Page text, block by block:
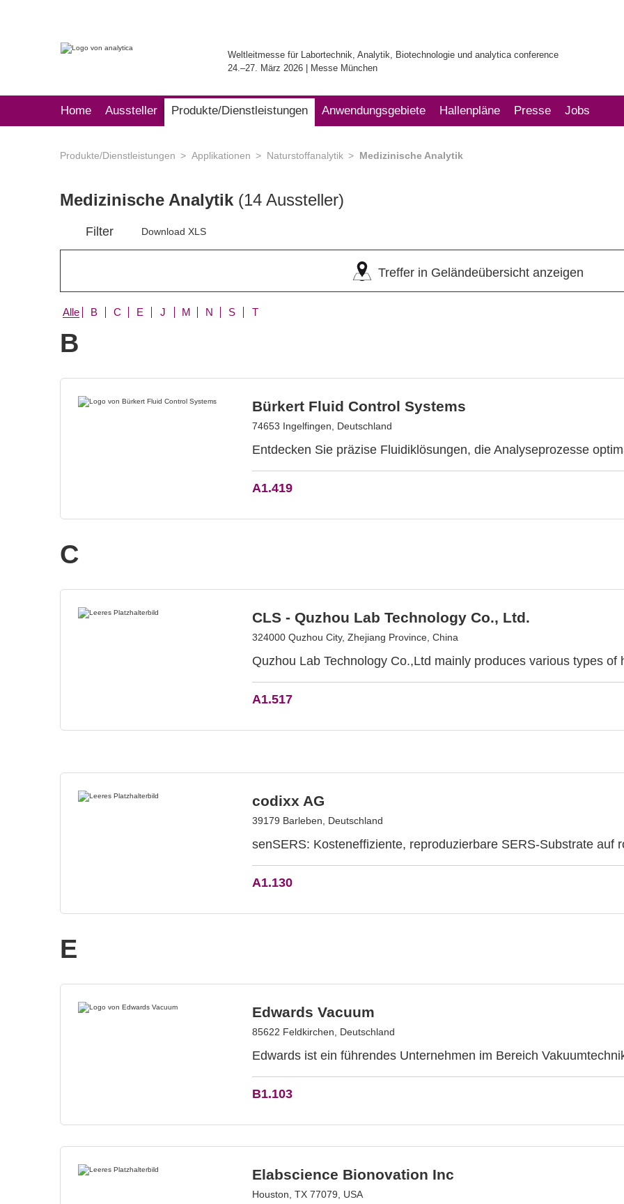
Weltleitmesse für Labortechnik, Analytik, Biotechnologie und analytica conference
24.–27. März 2026 | Messe München
Home Aussteller Produkte/Dienstleistungen Anwendungsgebiete Hallenpläne Presse Jobs
Produkte/Dienstleistungen Applikationen Naturstoffanalytik Medizinische Analytik
Medizinische Analytik (14 Aussteller)
Filter Download XLS
Treffer in Geländeübersicht anzeigen
Alle B C E J M N S T
B
Bürkert Fluid Control Systems
74653 Ingelfingen, Deutschland
Entdecken Sie präzise Fluidiklösungen, die Analyseprozesse
A1.419
C
CLS - Quzhou Lab Technology Co., Ltd.
324000 Quzhou City, Zhejiang Province, China
Quzhou Lab Technology Co.,Ltd mainly produces various types of
A1.517
codixx AG
39179 Barleben, Deutschland
senSERS: Kosteneffiziente, reproduzierbare SERS-Substrate auf
A1.130
E
Edwards Vacuum
85622 Feldkirchen, Deutschland
Edwards ist ein führendes Unternehmen im Bereich
B1.103
Elabscience Bionovation Inc
Houston, TX 77079, USA